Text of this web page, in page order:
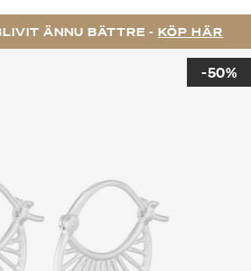
ÄNNU BÄTTRE - KÖP HÄR
-50%